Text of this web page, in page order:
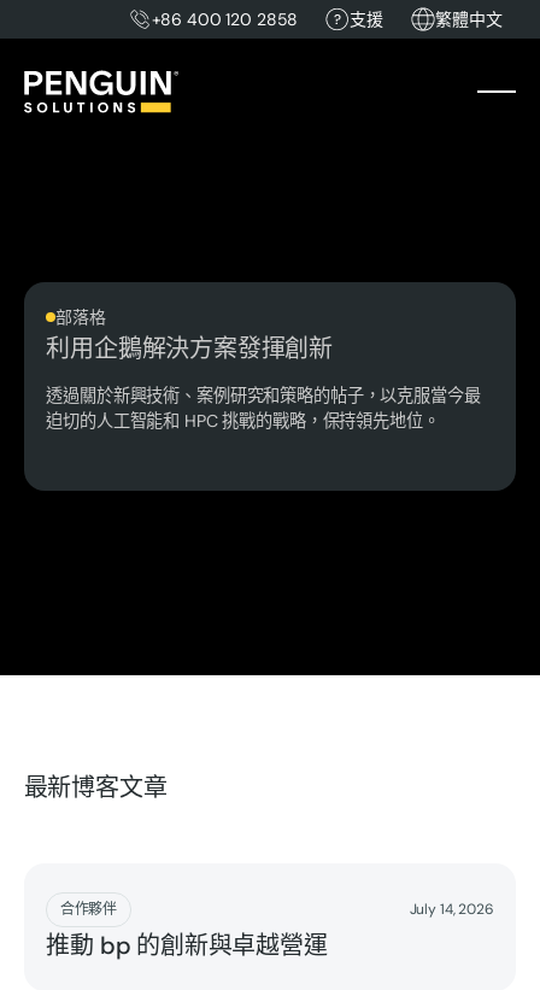
+86 400 120 2858 支援 繁體中文
部落格
利用企鵝解決方案發揮創新
透過關於新興技術、案例研究和策略的帖子，以克服當今最
迫切的人工智能和 HPC 挑戰的戰略，保持領先地位。
最新博客文章
合作夥伴 July 14, 2026
推動 bp 的創新與卓越營運
Read more